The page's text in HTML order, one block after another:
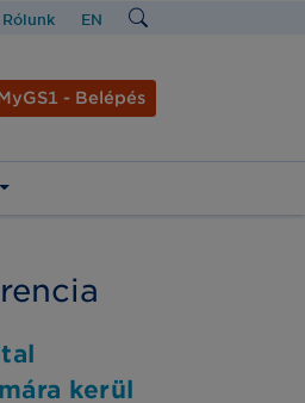
Rólunk EN
- Belépés
kerül